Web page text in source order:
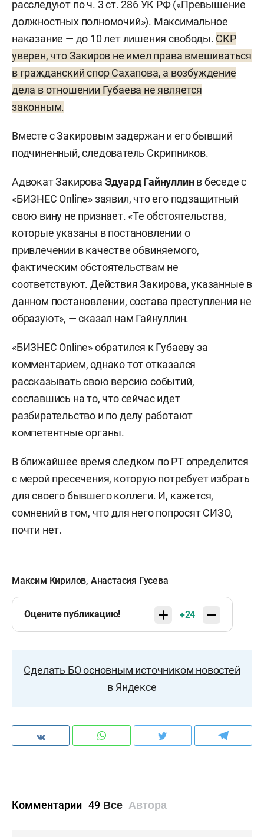
расследуют по ч. 3 ст. 286 УК РФ («Превышение
должностных полномочий»). Максимальное
наказание — до 10 лет лишения свободы. СКР
уверен, что Закиров не имел права вмешиваться
в гражданский спор Сахапова, а возбуждение
дела в отношении Губаева не является
законным.
Вместе с Закировым задержан и его бывший
подчиненный, следователь Скрипников.
Адвокат Закирова Эдуард Гайнуллинв беседе с
«БИЗНЕС Online» заявил, что его подзащитный
свою вину не признает. «Те обстоятельства,
которые указаны в постановлении о
привлечении в качестве обвиняемого,
фактическим обстоятельствам не
соответствуют. Действия Закирова, указанные в
данном постановлении, состава преступления не
образуют», — сказал нам Гайнуллин.
«БИЗНЕС Online» обратился к Губаеву за
комментарием, однако тот отказался
рассказывать свою версию событий,
сославшись на то, что сейчас идет
разбирательство и по делу работают
компетентные органы.
В ближайшее время следком по РТ определится
с мерой пресечения, которую потребует избрать
для своего бывшего коллеги. И, кажется,
сомнений в том, что для него попросят СИЗО,
почти нет.
Максим Кирилов, Анастасия Гусева
Оцените публикацию! +24
Сделать БО основным источником новостей
в Яндексе
Комментарии 49 Все Автора